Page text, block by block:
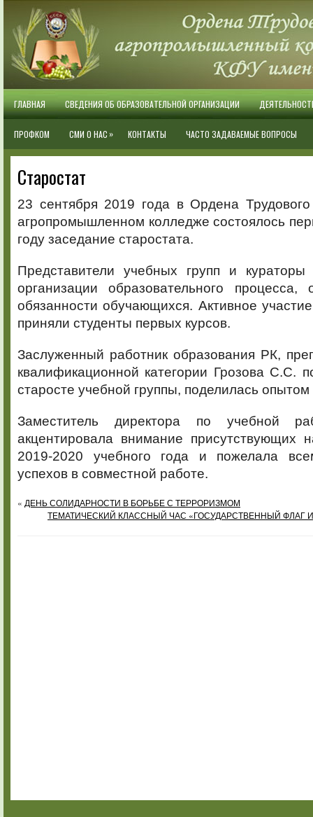
ГЛАВНАЯ СВЕДЕНИЯ ОБ ОБРАЗОВАТЕЛЬНОЙ ОРГАНИЗАЦИИ
ПРОФКОМ СМИ О НАС » КОНТАКТЫ ЧАСТО ЗАДАВАЕМЫЕ ВОПРОСЫ
Старостат
23 сентября 2019 года в Ордена
агропромышленном колледже состоялось
году заседание старостата.
Представители учебных групп и
организации образовательного
обязанности обучающихся. Активное
приняли студенты первых курсов.
Заслуженный работник образования РК,
квалификационной категории Грозова С.С.
старосте учебной группы, поделилась
Заместитель директора по учебной
акцентировала внимание присутствующих
2019-2020 учебного года и пожелала
успехов в совместной работе.
« ДЕНЬ СОЛИДАРНОСТИ В БОРЬБЕ С ТЕРРОРИЗМОМ
ТЕМАТИЧЕСКИЙ КЛАССНЫЙ ЧАС «ГОСУДАРСТВЕННЫЙ ФЛАГ